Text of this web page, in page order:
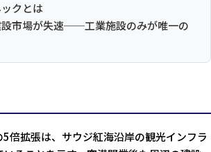
クとは
市場が失速──工業施設のみが唯一の
倍拡張は、サウジ紅海沿岸の観光インフラ